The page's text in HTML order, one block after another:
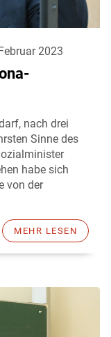
2023
nach drei
Sinne des
habe sich
von der
MEHR LESEN